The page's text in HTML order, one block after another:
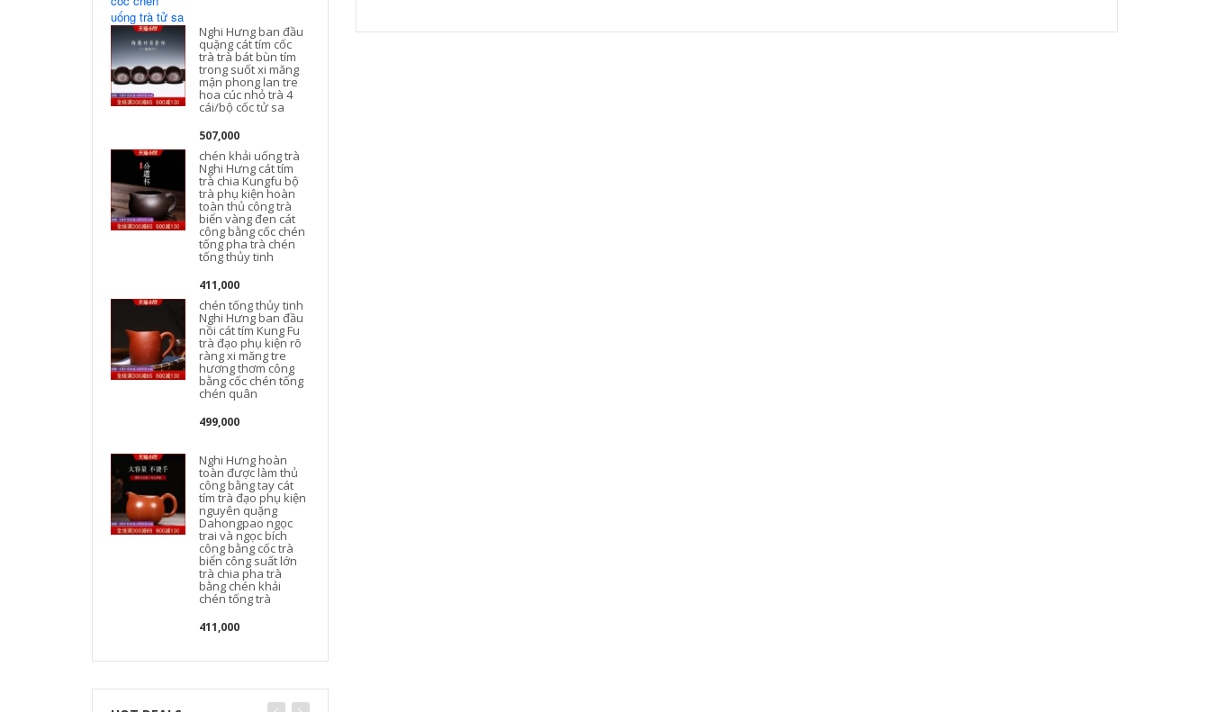
Nghi Hưng ban đầu
quặng cát tím cốc
trà trà bát bùn tím
trong suốt xi măng
mận phong lan tre
hoa cúc nhỏ trà 4
cái/bộ cốc tử sa
507,000
chén khải uống trà
Nghi Hưng cát tím
trà chia Kungfu bộ
trà phụ kiện hoàn
toàn thủ công trà
biển vàng đen cát
công bằng cốc chén
tống pha trà chén
tống thủy tinh
411,000
chén tống thủy tinh
Nghi Hưng ban đầu
nồi cát tím Kung Fu
trà đạo phụ kiện rõ
ràng xi măng tre
hương thơm công
bằng cốc chén tống
chén quân
499,000
Nghi Hưng hoàn
toàn được làm thủ
công bằng tay cát
tím trà đạo phụ kiện
nguyên quặng
Dahongpao ngọc
trai và ngọc bích
công bằng cốc trà
biển công suất lớn
trà chia pha trà
bằng chén khải
chén tống trà
411,000
Tiếng Nguyên Chất